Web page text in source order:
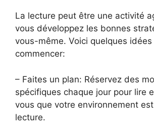
La lecture peut être une activité
vous développez les bonnes
vous-même. Voici quelques idées
commencer:
– Faites un plan: Réservez des
spécifiques chaque jour pour lire
vous que votre environnement
lecture.